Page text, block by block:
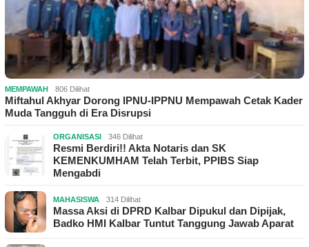
MEMPAWAH 806 Dilihat
Miftahul Akhyar Dorong IPNU-IPPNU Mempawah Cetak Kader
Muda Tangguh di Era Disrupsi
ORGANISASI 346 Dilihat
Resmi Berdiri!! Akta Notaris dan SK
KEMENKUMHAM Telah Terbit, PPIBS Siap
Mengabdi
MAHASISWA 314 Dilihat
Massa Aksi di DPRD Kalbar Dipukul dan Dipijak,
Badko HMI Kalbar Tuntut Tanggung Jawab Aparat